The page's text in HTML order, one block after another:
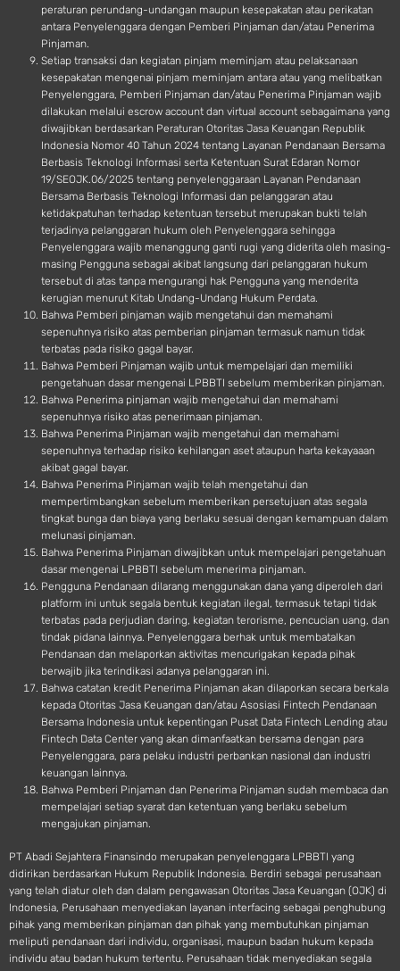
peraturan perundang-undangan maupun kesepakatan atau perikatan
antara Penyelenggara dengan Pemberi Pinjaman dan/atau Penerima
Pinjaman.
Setiap transaksi dan kegiatan pinjam meminjam atau pelaksanaan
kesepakatan mengenai pinjam meminjam antara atau yang melibatkan
Penyelenggara, Pemberi Pinjaman dan/atau Penerima Pinjaman wajib
dilakukan melalui escrow account dan virtual account sebagaimana yang
diwajibkan berdasarkan Peraturan Otoritas Jasa Keuangan Republik
Indonesia Nomor 40 Tahun 2024 tentang Layanan Pendanaan Bersama
Berbasis Teknologi Informasi serta Ketentuan Surat Edaran Nomor
19/SEOJK.06/2025 tentang penyelenggaraan Layanan Pendanaan
Bersama Berbasis Teknologi Informasi dan pelanggaran atau
ketidakpatuhan terhadap ketentuan tersebut merupakan bukti telah
terjadinya pelanggaran hukum oleh Penyelenggara sehingga
Penyelenggara wajib menanggung ganti rugi yang diderita oleh masing-
masing Pengguna sebagai akibat langsung dari pelanggaran hukum
tersebut di atas tanpa mengurangi hak Pengguna yang menderita
kerugian menurut Kitab Undang-Undang Hukum Perdata.
Bahwa Pemberi pinjaman wajib mengetahui dan memahami
sepenuhnya risiko atas pemberian pinjaman termasuk namun tidak
terbatas pada risiko gagal bayar.
Bahwa Pemberi Pinjaman wajib untuk mempelajari dan memiliki
pengetahuan dasar mengenai LPBBTI sebelum memberikan pinjaman.
Bahwa Penerima pinjaman wajib mengetahui dan memahami
sepenuhnya risiko atas penerimaan pinjaman.
Bahwa Penerima Pinjaman wajib mengetahui dan memahami
sepenuhnya terhadap risiko kehilangan aset ataupun harta kekayaaan
akibat gagal bayar.
Bahwa Penerima Pinjaman wajib telah mengetahui dan
mempertimbangkan sebelum memberikan persetujuan atas segala
tingkat bunga dan biaya yang berlaku sesuai dengan kemampuan dalam
melunasi pinjaman.
Bahwa Penerima Pinjaman diwajibkan untuk mempelajari pengetahuan
dasar mengenai LPBBTI sebelum menerima pinjaman.
Pengguna Pendanaan dilarang menggunakan dana yang diperoleh dari
platform ini untuk segala bentuk kegiatan ilegal, termasuk tetapi tidak
terbatas pada perjudian daring, kegiatan terorisme, pencucian uang, dan
tindak pidana lainnya. Penyelenggara berhak untuk membatalkan
Pendanaan dan melaporkan aktivitas mencurigakan kepada pihak
berwajib jika terindikasi adanya pelanggaran ini.
Bahwa catatan kredit Penerima Pinjaman akan dilaporkan secara berkala
kepada Otoritas Jasa Keuangan dan/atau Asosiasi Fintech Pendanaan
Bersama Indonesia untuk kepentingan Pusat Data Fintech Lending atau
Fintech Data Center yang akan dimanfaatkan bersama dengan para
Penyelenggara, para pelaku industri perbankan nasional dan industri
keuangan lainnya.
Bahwa Pemberi Pinjaman dan Penerima Pinjaman sudah membaca dan
mempelajari setiap syarat dan ketentuan yang berlaku sebelum
mengajukan pinjaman.
PT Abadi Sejahtera Finansindo merupakan penyelenggara LPBBTI yang
didirikan berdasarkan Hukum Republik Indonesia. Berdiri sebagai perusahaan
yang telah diatur oleh dan dalam pengawasan Otoritas Jasa Keuangan (OJK) di
Indonesia, Perusahaan menyediakan layanan interfacing sebagai penghubung
pihak yang memberikan pinjaman dan pihak yang membutuhkan pinjaman
meliputi pendanaan dari individu, organisasi, maupun badan hukum kepada
individu atau badan hukum tertentu. Perusahaan tidak menyediakan segala